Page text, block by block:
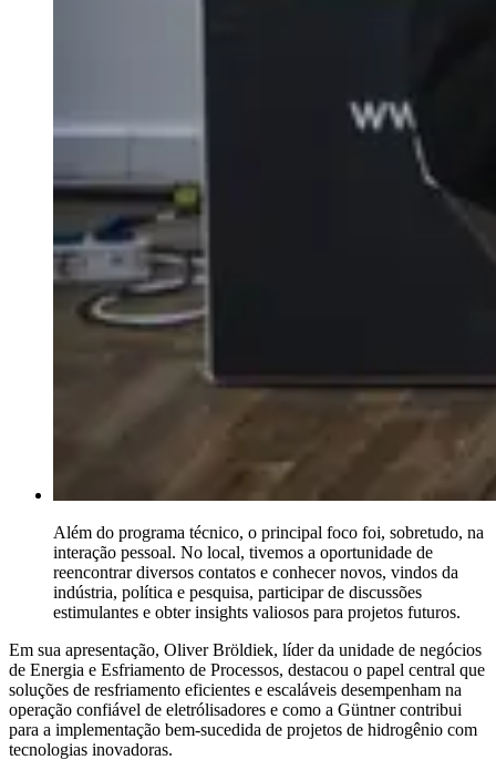
Além do programa técnico, o principal foco foi, sobretudo, na
interação pessoal. No local, tivemos a oportunidade de
reencontrar diversos contatos e conhecer novos, vindos da
indústria, política e pesquisa, participar de discussões
estimulantes e obter insights valiosos para projetos futuros.
Em sua apresentação, Oliver Bröldiek, líder da unidade de negócios
de Energia e Esfriamento de Processos, destacou o papel central que
soluções de resfriamento eficientes e escaláveis desempenham na
operação confiável de eletrólisadores e como a Güntner contribui
para a implementação bem-sucedida de projetos de hidrogênio com
tecnologias inovadoras.